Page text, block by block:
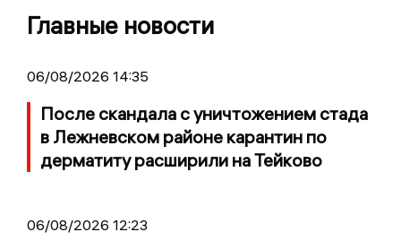
Главные новости
06/08/2026 14:35
После скандала с уничтожением стада
в Лежневском районе карантин по
дерматиту расширили на Тейково
06/08/2026 12:23